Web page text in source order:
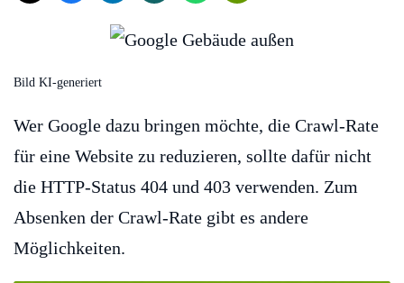
Bild KI-generiert
Wer Google dazu bringen möchte, die Crawl-Rate
für eine Website zu reduzieren, sollte dafür nicht
die HTTP-Status 404 und 403 verwenden. Zum
Absenken der Crawl-Rate gibt es andere
Möglichkeiten.